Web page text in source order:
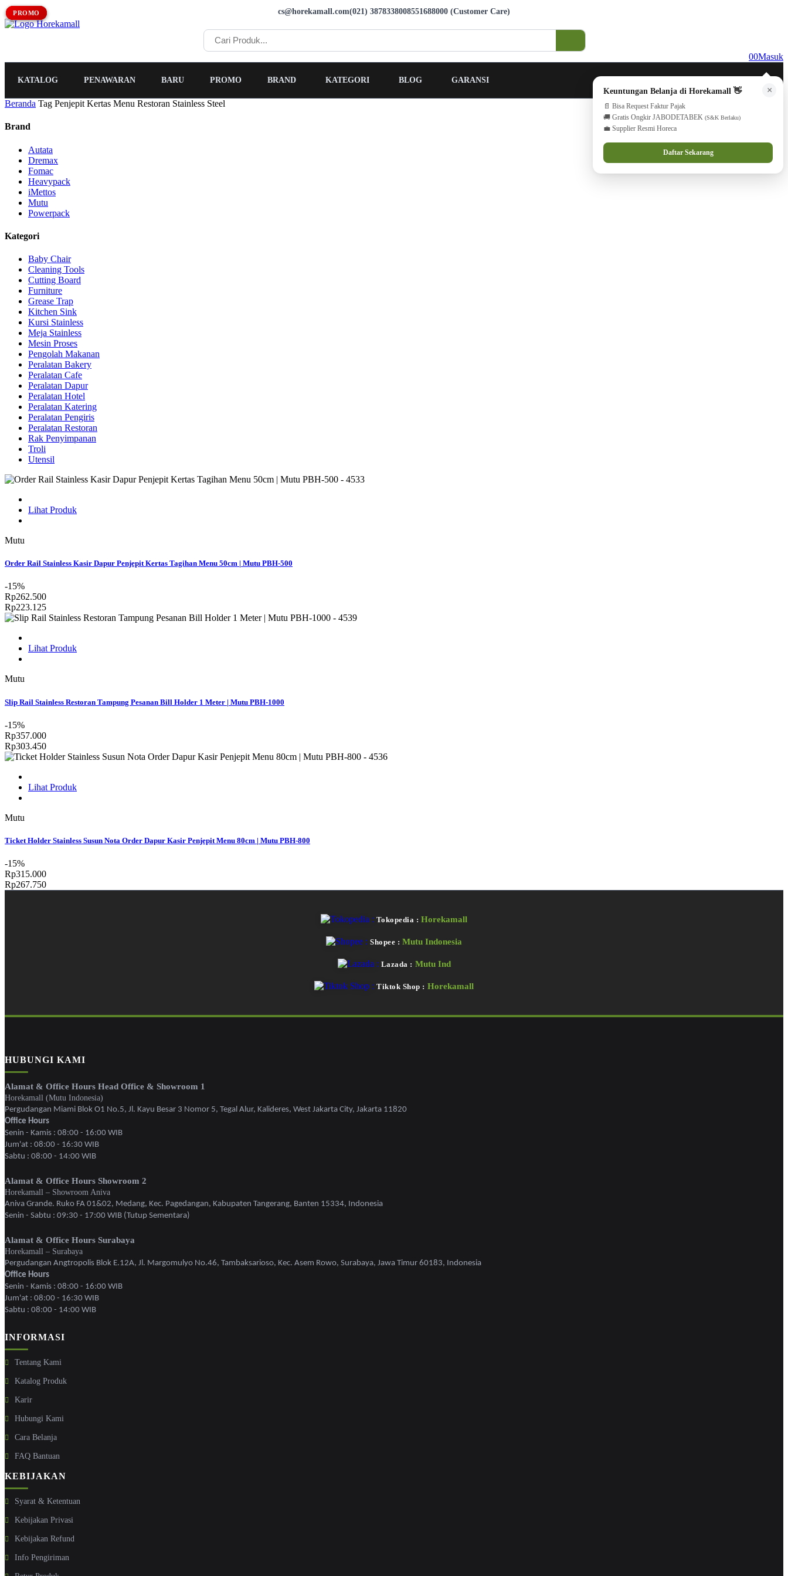
cs@horekamall.com(021) 3878338008551688000 (Customer Care)
00Masuk
×
Keuntungan Belanja di Horekamall 👋
📄 Bisa Request Faktur Pajak
🚚 Gratis Ongkir JABODETABEK (S&K Berlaku)
💼 Supplier Resmi Horeca
Daftar Sekarang
KATALOG PENAWARAN BARU PROMO BRAND KATEGORI BLOG GARANSI
Beranda Tag Penjepit Kertas Menu Restoran Stainless Steel
Brand
Autata
Dremax
Fomac
Heavypack
iMettos
Mutu
Powerpack
Kategori
Baby Chair
Cleaning Tools
Cutting Board
Furniture
Grease Trap
Kitchen Sink
Kursi Stainless
Meja Stainless
Mesin Proses
Pengolah Makanan
Peralatan Bakery
Peralatan Cafe
Peralatan Dapur
Peralatan Hotel
Peralatan Katering
Peralatan Pengiris
Peralatan Restoran
Rak Penyimpanan
Troli
Utensil
PROMO
Lihat Produk
Mutu
Order Rail Stainless Kasir Dapur Penjepit Kertas Tagihan Menu 50cm | Mutu PBH-500
-15%
Rp262.500
Rp223.125
PROMO
Lihat Produk
Mutu
Slip Rail Stainless Restoran Tampung Pesanan Bill Holder 1 Meter | Mutu PBH-1000
-15%
Rp357.000
Rp303.450
PROMO
Lihat Produk
Mutu
Ticket Holder Stainless Susun Nota Order Dapur Kasir Penjepit Menu 80cm | Mutu PBH-800
-15%
Rp315.000
Rp267.750
Tokopedia : Horekamall
Shopee : Mutu Indonesia
Lazada : Mutu Ind
Tiktok Shop : Horekamall
HUBUNGI KAMI
Alamat & Office Hours Head Office & Showroom 1
Horekamall (Mutu Indonesia)
Pergudangan Miami Blok O1 No.5, Jl. Kayu Besar 3 Nomor 5, Tegal Alur, Kalideres, West Jakarta City, Jakarta 11820
Office Hours
Senin - Kamis : 08:00 - 16:00 WIB
Jum'at : 08:00 - 16:30 WIB
Sabtu : 08:00 - 14:00 WIB
Alamat & Office Hours Showroom 2
Horekamall – Showroom Aniva
Aniva Grande. Ruko FA 01&02, Medang, Kec. Pagedangan, Kabupaten Tangerang, Banten 15334, Indonesia
Senin - Sabtu : 09:30 - 17:00 WIB (Tutup Sementara)
Alamat & Office Hours Surabaya
Horekamall – Surabaya
Pergudangan Angtropolis Blok E.12A, Jl. Margomulyo No.46, Tambaksarioso, Kec. Asem Rowo, Surabaya, Jawa Timur 60183, Indonesia
Office Hours
Senin - Kamis : 08:00 - 16:00 WIB
Jum'at : 08:00 - 16:30 WIB
Sabtu : 08:00 - 14:00 WIB
INFORMASI
Tentang Kami
Katalog Produk
Karir
Hubungi Kami
Cara Belanja
FAQ Bantuan
KEBIJAKAN
Syarat & Ketentuan
Kebijakan Privasi
Kebijakan Refund
Info Pengiriman